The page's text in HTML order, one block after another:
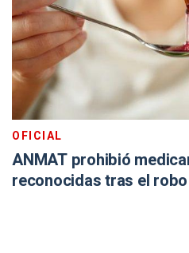
OFICIAL
ANMAT prohibió
reconocidas tras el